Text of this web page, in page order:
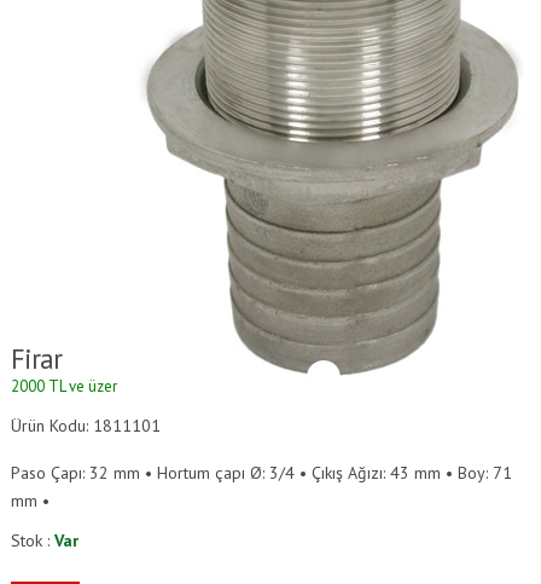
Firar
2000 TL ve üzeri alışverişlerde kargo ücretsizdir.
Ürün Kodu: 1811101
Paso Çapı: 32 mm • Hortum çapı Ø: 3/4 • Çıkış Ağızı: 43 mm • Boy: 71
mm •
Stok :Var